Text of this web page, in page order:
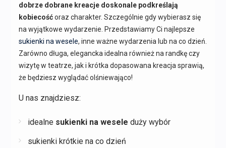
dobrze dobrane kreacje doskonale podkreślają
kobiecośćoraz charakter. Szczególnie gdy wybierasz się
na wyjątkowe wydarzenie. Przedstawiamy Ci najlepsze
sukienki na wesele, inne ważne wydarzenia lub na co dzień.
Zarówno długa, elegancka idealna również na randkę czy
wizytę w teatrze, jak i krótka dopasowana kreacja sprawią,
że będziesz wyglądać olśniewająco!
U nas znajdziesz:
idealne sukienki na wesele duży wybór
sukienki krótkie na co dzień